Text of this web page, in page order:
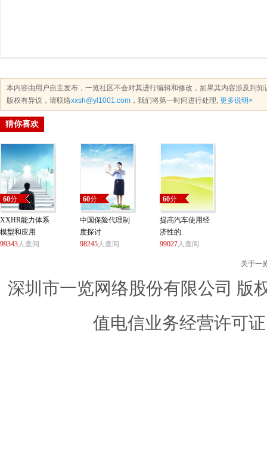
本内容由用户自主发布，一览社区不会对其进行编辑和修改，如果其内容涉及到
版权有异议，请联络xxsh@yl1001.com ，我们将第一时间进行处理, 更多说明>
猜你喜欢
60分
XXHR能力体系
模型和应用
99343人查阅
60分
中国保险代理制
度探讨
98245人查阅
60分
提高汽车使用经
济性的..
99027人查阅
关于一
深圳市一览网络股份有限公司 版
值电信业务经营许可